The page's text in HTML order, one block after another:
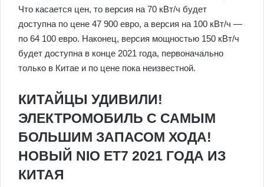
Что касается цен, то версия на 70 кВт/ч будет
доступна по цене 47 900 евро, а версия на 100 кВт/ч —
по 64 100 евро. Наконец, версия мощностью 150 кВт/ч
будет доступна в конце 2021 года, первоначально
только в Китае и по цене пока неизвестной.
КИТАЙЦЫ УДИВИЛИ!
ЭЛЕКТРОМОБИЛЬ С САМЫМ
БОЛЬШИМ ЗАПАСОМ ХОДА!
НОВЫЙ NIO ET7 2021 ГОДА ИЗ
КИТАЯ